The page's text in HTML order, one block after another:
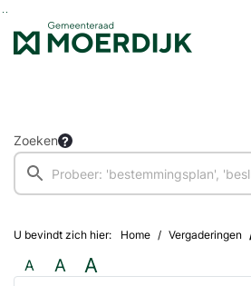
Ga naar de inhoud van deze pagina
Ga naar het zoeken
Ga naar het menu
Zoeken
U bevindt zich hier: Home Vergaderingen
A A A